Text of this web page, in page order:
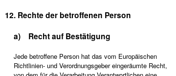
12. Rechte der betroffenen Person
a) Recht auf Bestätigung
Jede betroffene Person hat das vom Europäischen
Richtlinien- und Verordnungsgeber eingeräumte Recht,